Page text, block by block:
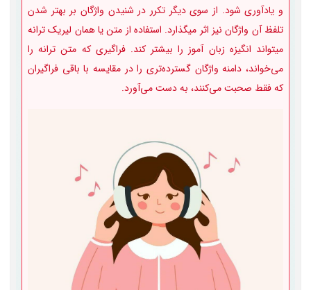
و یادآوری شود. از سوی دیگر تکرر در شنیدن واژگان بر بهتر شدن
تلفظ آن واژگان نیز اثر می­گذارد. استفاده از متن یا همان لیریک ترانه
میتواند انگیزه زبان آموز را بیشتر کند. فراگیری که متن ترانه را
می‌خواند، دامنه واژگان گسترده‌تری را در مقایسه با باقی فراگیران
که فقط صحبت می‌کنند، به دست می‌آورد.